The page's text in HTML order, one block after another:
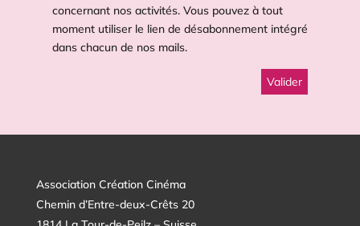
concernant nos activités. Vous pouvez à tout
moment utiliser le lien de désabonnement intégré
dans chacun de nos mails.
Association Création Cinéma
Chemin d’Entre-deux-Crêts 20